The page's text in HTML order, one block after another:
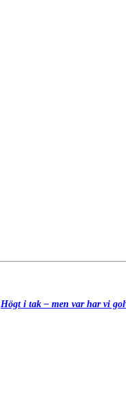
Högt i tak – men var har vi